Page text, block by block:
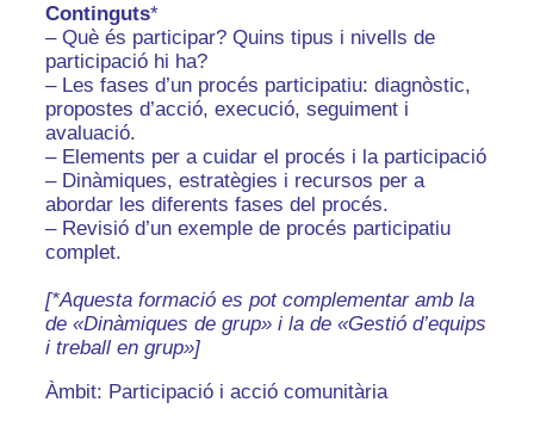
Continguts*
– Què és participar? Quins tipus i nivells de
participació hi ha?
– Les fases d’un procés participatiu: diagnòstic,
propostes d’acció, execució, seguiment i
avaluació.
– Elements per a cuidar el procés i la participació
– Dinàmiques, estratègies i recursos per a
abordar les diferents fases del procés.
– Revisió d’un exemple de procés participatiu
complet.
[*Aquesta formació es pot complementar amb la
de «Dinàmiques de grup» i la de «Gestió d’equips
i treball en grup»]
Àmbit: Participació i acció comunitària